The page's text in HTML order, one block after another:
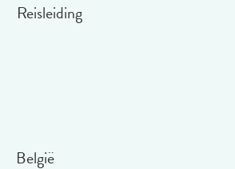
Reisleiding
België